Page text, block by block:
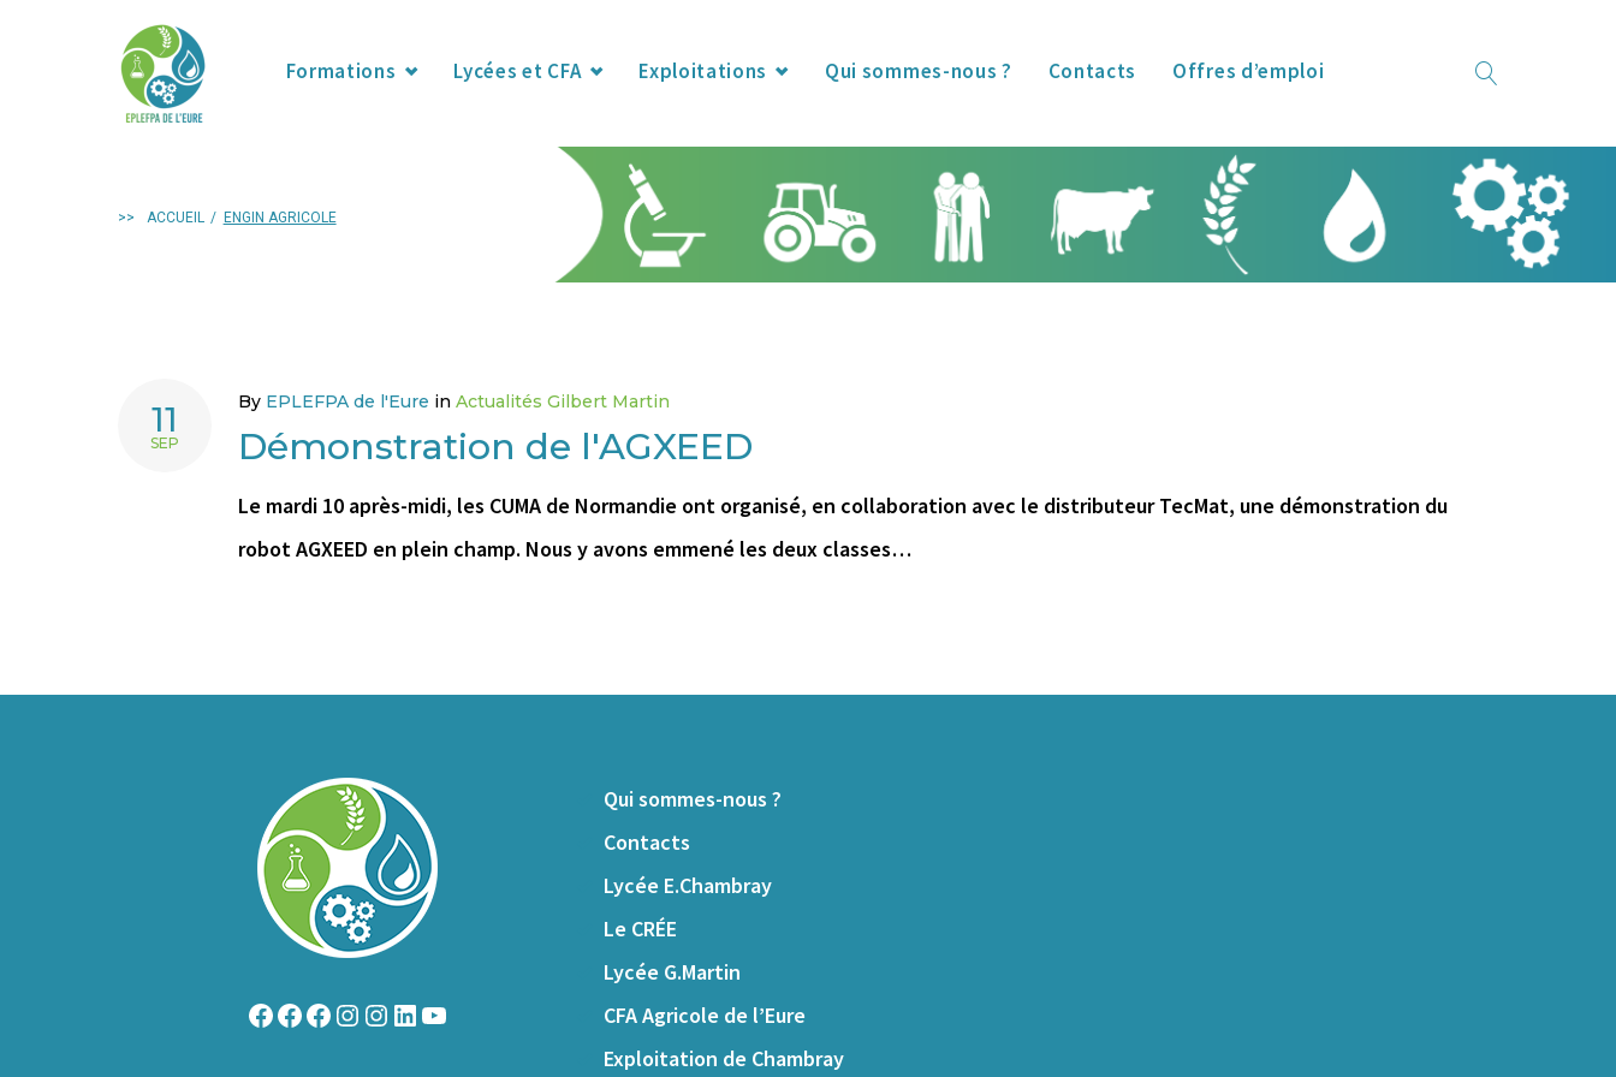
Formations Lycées et CFA Exploitations Qui sommes-nous ? Contacts Offres d’emploi
>> ACCUEIL / ENGIN AGRICOLE
11
SEP
By EPLEFPA de l'Eure in Actualités Gilbert Martin
Démonstration de l'AGXEED
Le mardi 10 après-midi, les CUMA de Normandie ont organisé, en collaboration avec le distributeur TecMat, une démonstration du
robot AGXEED en plein champ. Nous y avons emmené les deux classes…
Qui sommes-nous ?
Contacts
Lycée E.Chambray
Le CRÉE
Lycée G.Martin
CFA Agricole de l’Eure
Exploitation de Chambray